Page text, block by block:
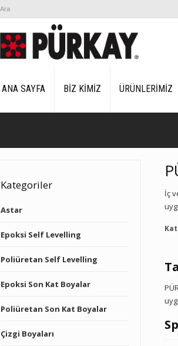
ANA SAYFA BİZ KİMİZ ÜRÜNLERİMİZ
İç
T
Kategoriler
Astar
Epoksi Self Levelling
Poliüretan Self Levelling
Epoksi Son Kat Boyalar
Poliüretan Son Kat Boyalar
Çizgi Boyaları